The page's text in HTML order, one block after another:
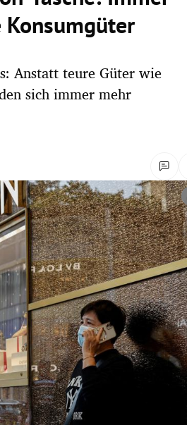
Anstatt teure Güter wie
sich immer mehr